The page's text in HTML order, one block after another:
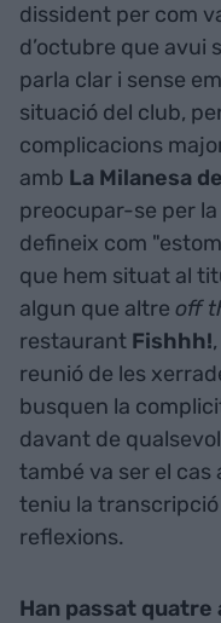
dissident per com
d’octubre que avui
parla clar i sense
situació del club,
complicacions
amb La Milanesa
preocupar-se per
defineix com
que hem situat al
algun que altre off
restaurant Fishhh!
reunió de les
busquen la
davant de
també va ser el cas
teniu la transcripció
reflexions.
Han passat quatre